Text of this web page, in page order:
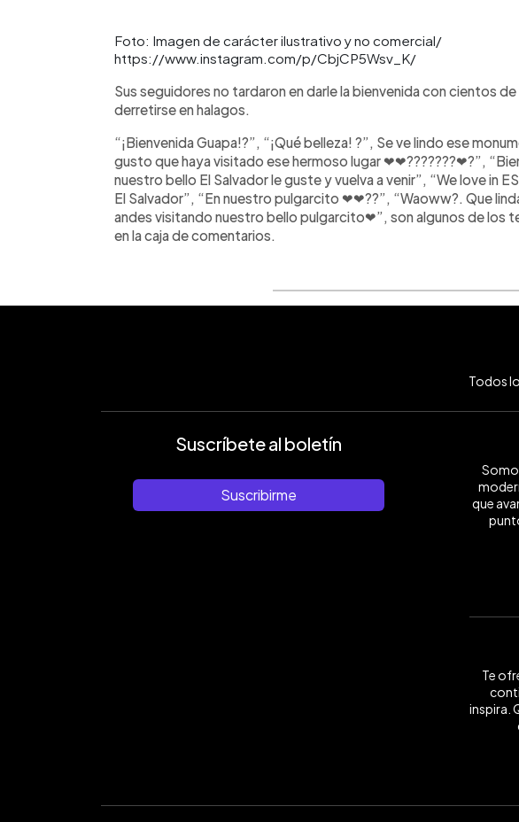
Foto: Imagen de carácter ilustrativo y no comercial/
https://www.instagram.com/p/CbjCP5Wsv_K/
Sus seguidores no tardaron en darle la bienvenida con cientos
derretirse en halagos.
“¡Bienvenida Guapa!?”, “¡Qué belleza! ?”, Se ve lindo ese
gusto que haya visitado ese hermoso lugar ❤❤???????❤?”,
nuestro bello El Salvador le guste y vuelva a venir”, “We love in
El Salvador”, “En nuestro pulgarcito ❤❤??”, “Waoww?. Que
andes visitando nuestro bello pulgarcito❤”, son algunos de los
en la caja de comentarios.
Todos
Suscríbete al boletín
Suscribirme
que
Te
inspira.